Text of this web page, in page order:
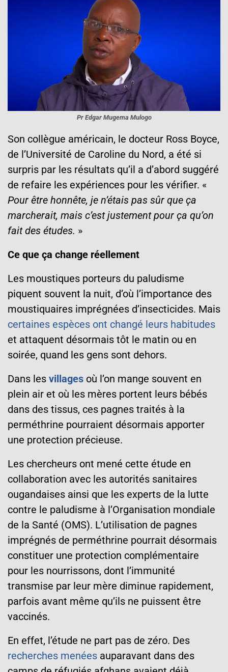
Pr Edgar Mugema Mulogo
Son collègue américain, le docteur Ross Boyce,
de l’Université de Caroline du Nord, a été si
surpris par les résultats qu’il a d’abord suggéré
de refaire les expériences pour les vérifier. «
Pour être honnête, je n’étais pas sûr que ça
marcherait, mais c’est justement pour ça qu’on
fait des études. »
Ce que ça change réellement
Les moustiques porteurs du paludisme
piquent souvent la nuit, d’où l’importance des
moustiquaires imprégnées d’insecticides. Mais
certaines espèces ont changé leurs habitudes
et attaquent désormais tôt le matin ou en
soirée, quand les gens sont dehors.
Dans les villages où l’on mange souvent en
plein air et où les mères portent leurs bébés
dans des tissus, ces pagnes traités à la
perméthrine pourraient désormais apporter
une protection précieuse.
Les chercheurs ont mené cette étude en
collaboration avec les autorités sanitaires
ougandaises ainsi que les experts de la lutte
contre le paludisme à l’Organisation mondiale
de la Santé (OMS). L’utilisation de pagnes
imprégnés de perméthrine pourrait désormais
constituer une protection complémentaire
pour les nourrissons, dont l’immunité
transmise par leur mère diminue rapidement,
parfois avant même qu’ils ne puissent être
vaccinés.
En effet, l’étude ne part pas de zéro. Des
recherches menées auparavant dans des